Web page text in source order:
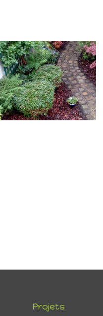
Projets